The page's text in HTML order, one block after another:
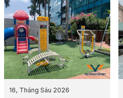
16, Tháng Sáu 2026